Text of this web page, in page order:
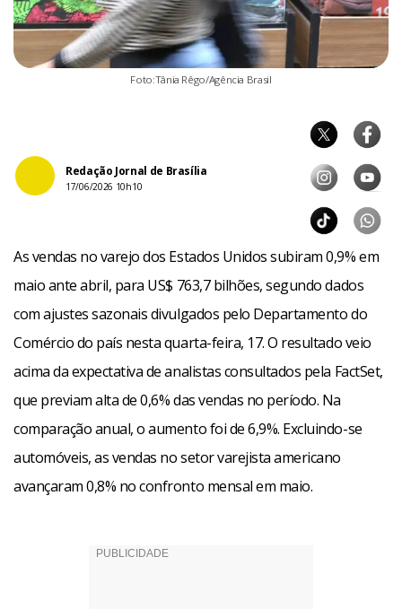
Foto:Tânia Rêgo/Agência Brasil
Redação Jornal de Brasília
17/06/2026 10h10
As vendas no varejo dos Estados Unidos subiram 0,9% em
maio ante abril, para US$ 763,7 bilhões, segundo dados
com ajustes sazonais divulgados pelo Departamento do
Comércio do país nesta quarta-feira, 17. O resultado veio
acima da expectativa de analistas consultados pela FactSet,
que previam alta de 0,6% das vendas no período. Na
comparação anual, o aumento foi de 6,9%. Excluindo-se
automóveis, as vendas no setor varejista americano
avançaram 0,8% no confronto mensal em maio.